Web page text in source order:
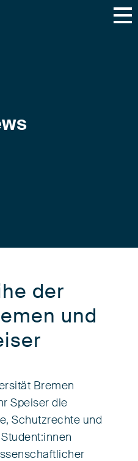
der
und
Bremen
Speiser die
Schutzrechte und